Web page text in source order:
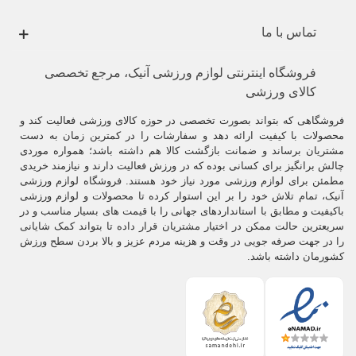
تماس با ما
فروشگاه اینترنتی لوازم ورزشی آنیک، مرجع تخصصی
کالای ورزشی
فروشگاهی که بتواند بصورت تخصصی در حوزه کالای ورزشی فعالیت کند و
محصولات با کیفیت ارائه دهد و سفارشات را در کمترین زمان به دست
مشتریان برساند و ضمانت بازگشت کالا هم داشته باشد؛ همواره موردی
چالش برانگیز برای کسانی بوده که در ورزش فعالیت دارند و نیازمند خریدی
مطمئن برای لوازم ورزشی مورد نیاز خود هستند. فروشگاه لوازم ورزشی
آنیک، تمام تلاش خود را بر این استوار کرده تا محصولات و لوازم ورزشی
باکیفیت و مطابق با استانداردهای جهانی را با قیمت های بسیار مناسب و در
سریعترین حالت ممکن در اختیار مشتریان قرار داده تا بتواند کمک شایانی
را در جهت صرفه جویی در وقت و هزینه مردم عزیز و بالا بردن سطح ورزش
کشورمان داشته باشد.